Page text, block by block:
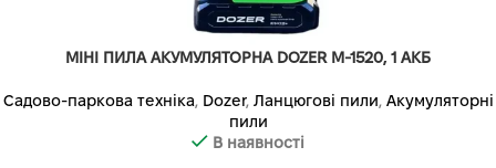
МІНІ ПИЛА АКУМУЛЯТОРНА DOZER М-1520, 1 АКБ
Садово-паркова техніка, Dozer, Ланцюгові пили, Акумуляторні
пили
В наявності